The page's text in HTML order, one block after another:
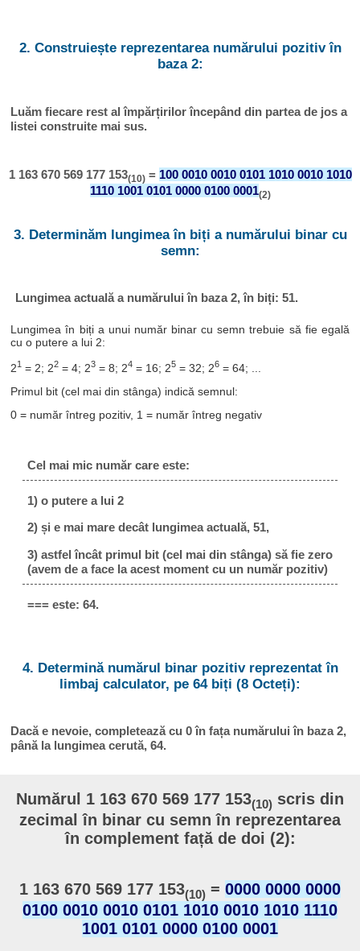
2. Construiește reprezentarea numărului pozitiv în
baza 2:
Luăm fiecare rest al împărțirilor începând din partea de jos a
listei construite mai sus.
1 163 670 569 177 153(10)= 100 0010 0010 0101 1010 0010 1010
1110 1001 0101 0000 0100 0001(2)
3. Determinăm lungimea în biți a numărului binar cu
semn:
Lungimea actuală a numărului în baza 2, în biți: 51.
Lungimea în biți a unui număr binar cu semn trebuie să fie egală
cu o putere a lui 2:
21 = 2; 22 = 4; 23 = 8; 24 = 16; 25 = 32; 26 = 64; ...
Primul bit (cel mai din stânga) indică semnul:
0 = număr întreg pozitiv, 1 = număr întreg negativ
Cel mai mic număr care este:
1) o putere a lui 2
2) și e mai mare decât lungimea actuală, 51,
3) astfel încât primul bit (cel mai din stânga) să fie zero
(avem de a face la acest moment cu un număr pozitiv)
=== este: 64.
4. Determină numărul binar pozitiv reprezentat în
limbaj calculator, pe 64 biți (8 Octeți):
Dacă e nevoie, completează cu 0 în fața numărului în baza 2,
până la lungimea cerută, 64.
Numărul 1 163 670 569 177 153(10) scris din
zecimal în binar cu semn în reprezentarea
în complement față de doi (2):
1 163 670 569 177 153(10) = 0000 0000 0000
0100 0010 0010 0101 1010 0010 1010 1110
1001 0101 0000 0100 0001